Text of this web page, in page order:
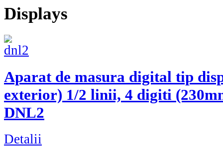
Displays
Aparat de masura digital tip
exterior) 1/2 linii, 4 digiti
DNL2
Detalii